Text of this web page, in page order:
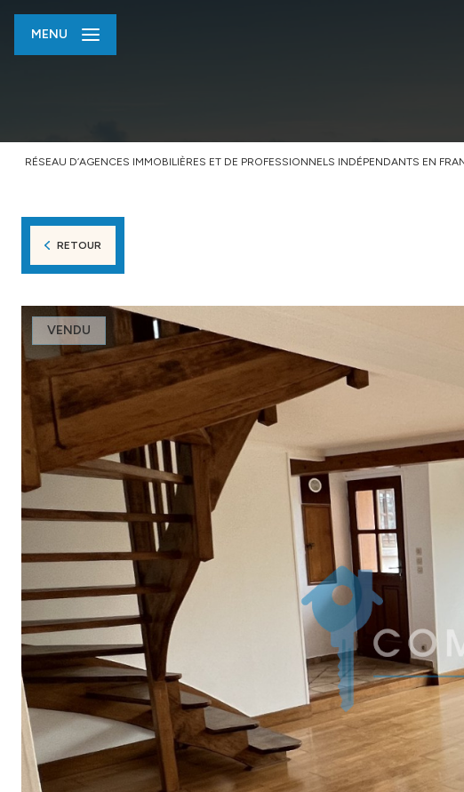
MENU
RÉSEAU D’AGENCES IMMOBILIÈRES ET DE PROFESSIONNELS INDÉPENDANTS EN
RETOUR
VENDU